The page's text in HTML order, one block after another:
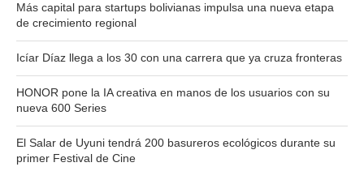
Más capital para startups bolivianas impulsa una nueva etapa
de crecimiento regional
Icíar Díaz llega a los 30 con una carrera que ya cruza fronteras
HONOR pone la IA creativa en manos de los usuarios con su
nueva 600 Series
El Salar de Uyuni tendrá 200 basureros ecológicos durante su
primer Festival de Cine